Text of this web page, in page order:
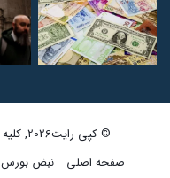
© کپی رایت2026, کلیه حقوق برای اکو بورس محفوظ است.
صفحه اصلی
نبض بورس